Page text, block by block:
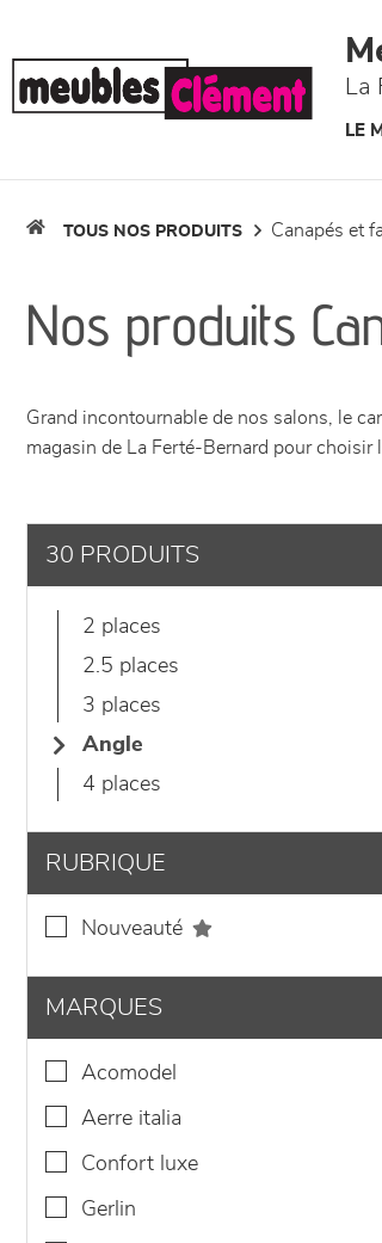
La
LE
TOUS NOS PRODUITS canapés et
Nos produits
Grand incontournable de nos salons, le
magasin de La Ferté-Bernard pour choisir
30 PRODUITS
2 places
2.5 places
3 places
angle
4 places
RUBRIQUE
nouveauté
MARQUES
acomodel
aerre italia
confort luxe
gerlin